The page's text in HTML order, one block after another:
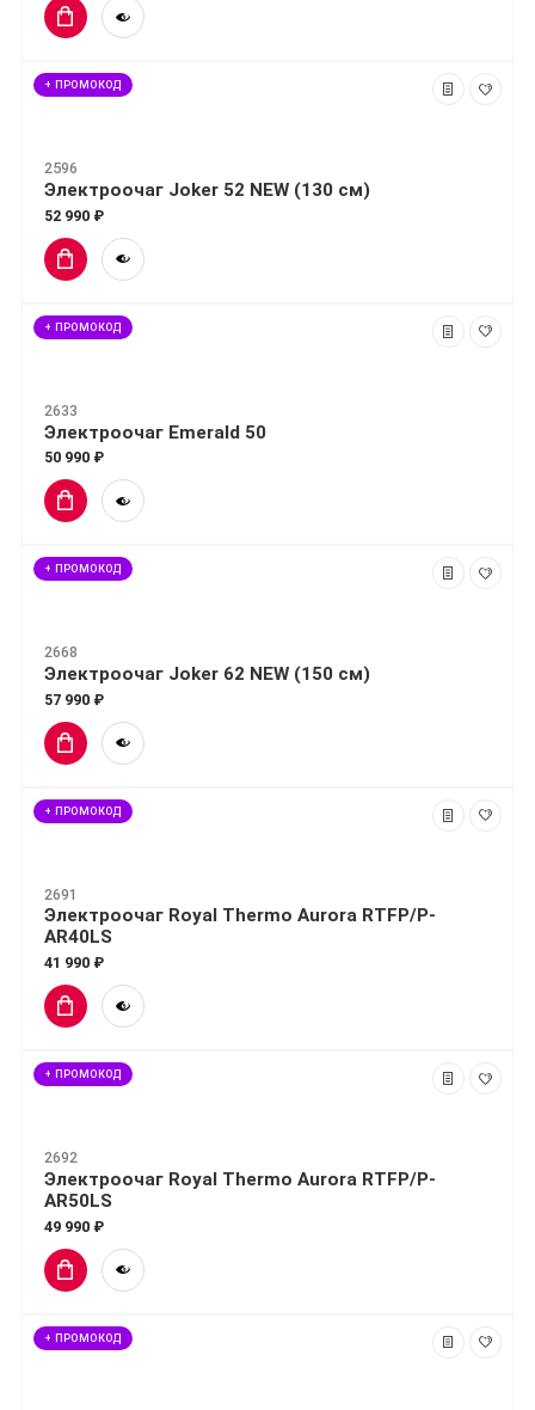
+ ПРОМОКОД
2596
Электроочаг Joker 52 NEW (130 см)
52 990 ₽
+ ПРОМОКОД
2633
Электроочаг Emerald 50
50 990 ₽
+ ПРОМОКОД
2668
Электроочаг Joker 62 NEW (150 см)
57 990 ₽
+ ПРОМОКОД
2691
Электроочаг Royal Thermo Aurora RTFP/P-
AR40LS
41 990 ₽
+ ПРОМОКОД
2692
Электроочаг Royal Thermo Aurora RTFP/P-
AR50LS
49 990 ₽
+ ПРОМОКОД